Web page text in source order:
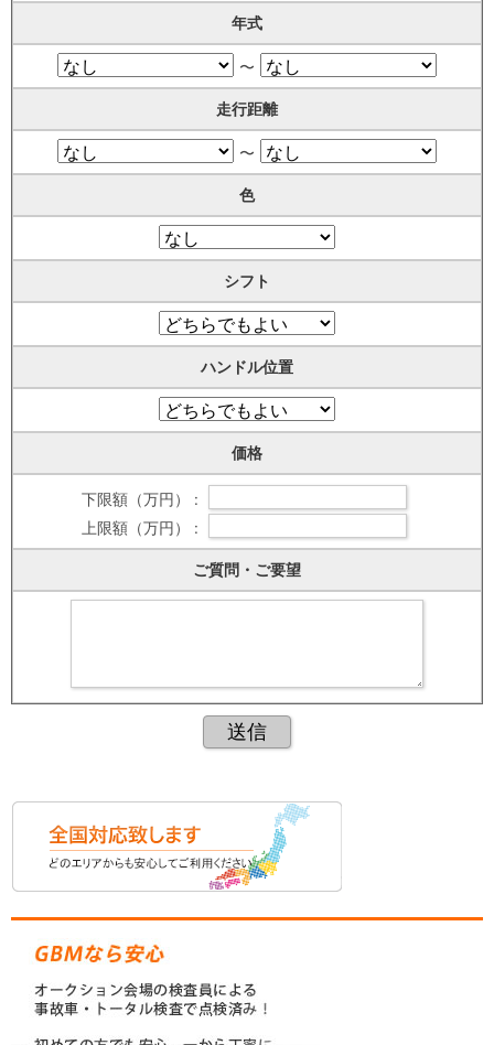
年式
〜
走行距離
〜
色
シフト
ハンドル位置
価格
下限額（万円） :
上限額（万円） :
ご質問・ご要望